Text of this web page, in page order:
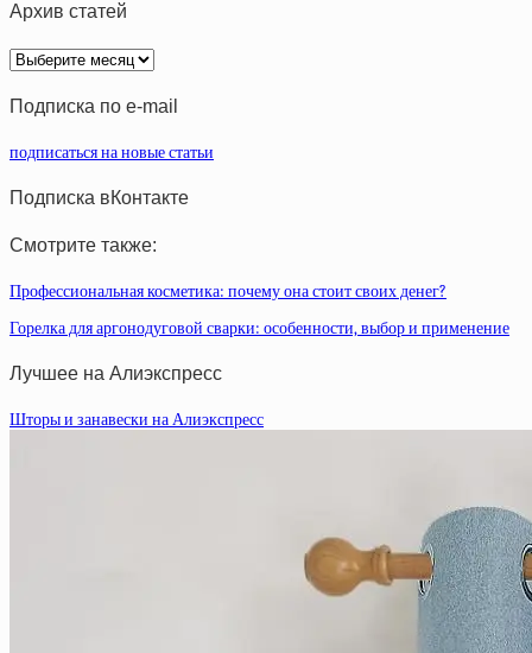
Архив статей
Архив
статей
Подписка по e-mail
подписаться на новые статьи
Подписка вКонтакте
Смотрите также:
Профессиональная косметика: почему она стоит своих денег?
Горелка для аргонодуговой сварки: особенности, выбор и применение
Лучшее на Алиэкспресс
Шторы и занавески на Алиэкспресс